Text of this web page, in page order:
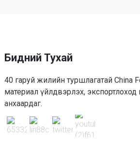
Бидний Тухай
40 гаруй жилийн туршлагатай China
материал үйлдвэрлэх, экспортлоход
анхаардаг.